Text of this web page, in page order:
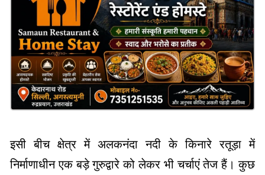
इसी बीच क्षेत्र में अलकनंदा नदी के किनारे रतूड़ा में
निर्माणाधीन एक बड़े गुरुद्वारे को लेकर भी चर्चाएं तेज हैं। कुछ